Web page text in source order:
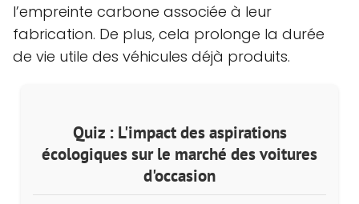
l’empreinte carbone associée à leur
fabrication. De plus, cela prolonge la durée
de vie utile des véhicules déjà produits.
Quiz : L'impact des aspirations
écologiques sur le marché des voitures
d'occasion